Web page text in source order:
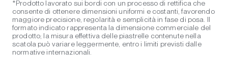
*Prodotto lavorato sui bordi con un processo di rettifica che
consente di ottenere dimensioni uniformi e costanti, favorendo
maggiore precisione, regolarità e semplicità in fase di posa. Il
formato indicato rappresenta la dimensione commerciale del
prodotto; la misura effettiva delle piastrelle contenute nella
scatola può variare leggermente, entro i limiti previsti dalle
normative internazionali.